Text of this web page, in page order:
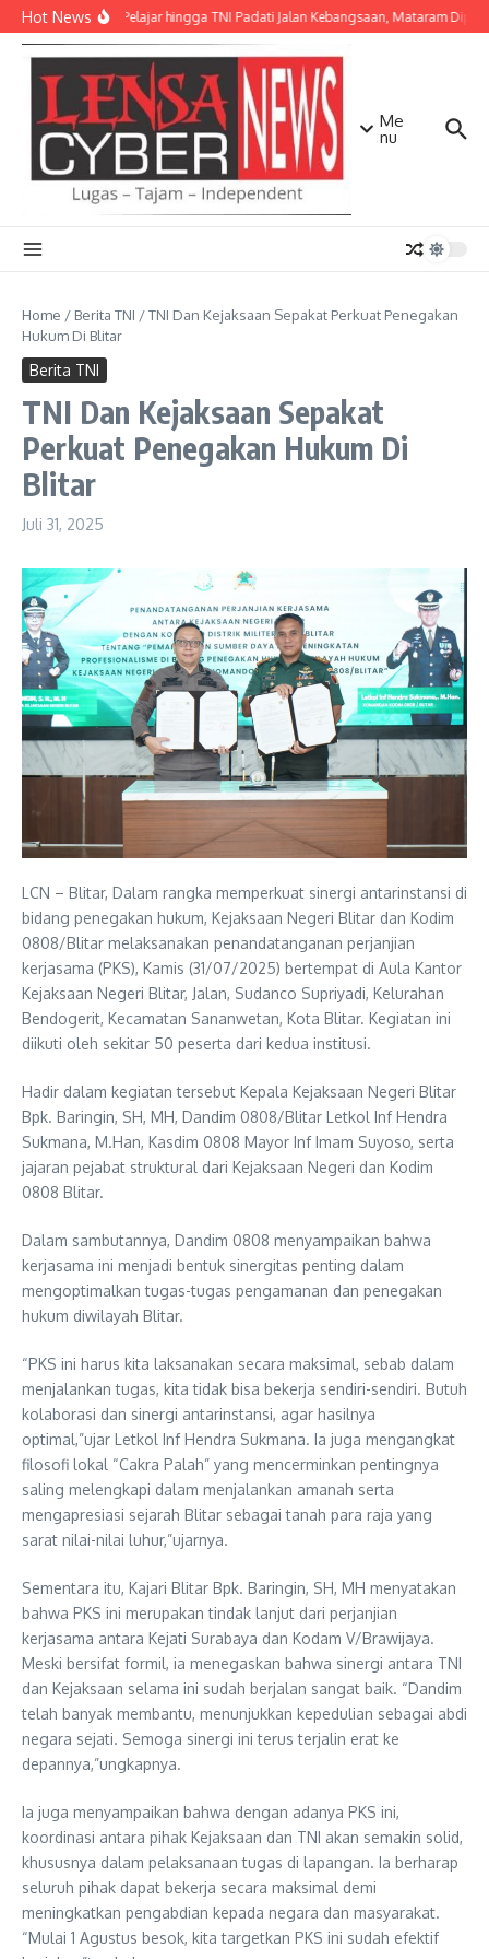
Lewati ke konten
Hot NewsRibuan Pelajar hingga TNI Padati Jalan Kebangsaan, Mataram
Me
nu
Home / Berita TNI /TNI Dan Kejaksaan Sepakat Perkuat Penegakan
Hukum Di Blitar
Berita TNI
TNI Dan Kejaksaan Sepakat
Perkuat Penegakan Hukum Di
Blitar
Juli 31, 2025
LCN – Blitar, Dalam rangka memperkuat sinergi antarinstansi di
bidang penegakan hukum, Kejaksaan Negeri Blitar dan Kodim
0808/Blitar melaksanakan penandatanganan perjanjian
kerjasama (PKS), Kamis (31/07/2025) bertempat di Aula Kantor
Kejaksaan Negeri Blitar, Jalan, Sudanco Supriyadi, Kelurahan
Bendogerit, Kecamatan Sananwetan, Kota Blitar. Kegiatan ini
diikuti oleh sekitar 50 peserta dari kedua institusi.
Hadir dalam kegiatan tersebut Kepala Kejaksaan Negeri Blitar
Bpk. Baringin, SH, MH, Dandim 0808/Blitar Letkol Inf Hendra
Sukmana, M.Han, Kasdim 0808 Mayor Inf Imam Suyoso, serta
jajaran pejabat struktural dari Kejaksaan Negeri dan Kodim
0808 Blitar.
Dalam sambutannya, Dandim 0808 menyampaikan bahwa
kerjasama ini menjadi bentuk sinergitas penting dalam
mengoptimalkan tugas-tugas pengamanan dan penegakan
hukum diwilayah Blitar.
“PKS ini harus kita laksanakan secara maksimal, sebab dalam
menjalankan tugas, kita tidak bisa bekerja sendiri-sendiri. Butuh
kolaborasi dan sinergi antarinstansi, agar hasilnya
optimal,”ujar Letkol Inf Hendra Sukmana. Ia juga mengangkat
filosofi lokal “Cakra Palah” yang mencerminkan pentingnya
saling melengkapi dalam menjalankan amanah serta
mengapresiasi sejarah Blitar sebagai tanah para raja yang
sarat nilai-nilai luhur,”ujarnya.
Sementara itu, Kajari Blitar Bpk. Baringin, SH, MH menyatakan
bahwa PKS ini merupakan tindak lanjut dari perjanjian
kerjasama antara Kejati Surabaya dan Kodam V/Brawijaya.
Meski bersifat formil, ia menegaskan bahwa sinergi antara TNI
dan Kejaksaan selama ini sudah berjalan sangat baik. “Dandim
telah banyak membantu, menunjukkan kepedulian sebagai abdi
negara sejati. Semoga sinergi ini terus terjalin erat ke
depannya,”ungkapnya.
Ia juga menyampaikan bahwa dengan adanya PKS ini,
koordinasi antara pihak Kejaksaan dan TNI akan semakin solid,
khususnya dalam pelaksanaan tugas di lapangan. Ia berharap
seluruh pihak dapat bekerja secara maksimal demi
meningkatkan pengabdian kepada negara dan masyarakat.
“Mulai 1 Agustus besok, kita targetkan PKS ini sudah efektif